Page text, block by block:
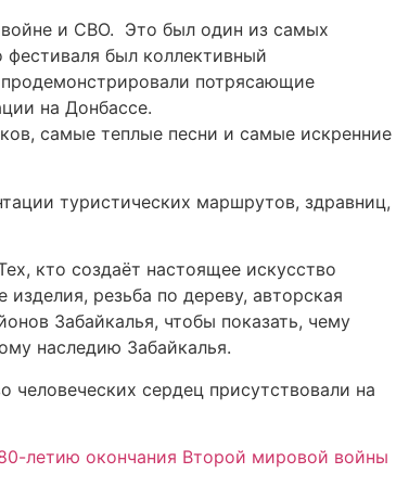
войне и СВО. Это был один из самых
был коллективный
потрясающие
на Донбассе.
самые теплые песни и самые искренние
туристических маршрутов, здравниц,
кто создаёт настоящее искусство
резьба по дереву, авторская
Забайкалья, чтобы показать, чему
наследию Забайкалья.
человеческих сердец присутствовали на
летию окончания Второй мировой войны